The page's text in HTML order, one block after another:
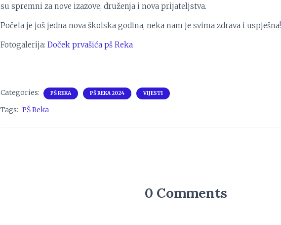
su spremni za nove izazove, druženja i nova prijateljstva.
Počela je još jedna nova školska godina, neka nam je svima zdrava i uspješna!
Fotogalerija: Doček prvašića pš Reka
Categories: PŠ REKA PŠ REKA 2024 VIJESTI
Tags: PŠ Reka
0 Comments